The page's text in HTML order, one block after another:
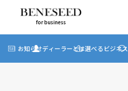
for business
お知らせ
ディーラーとは
for business
お知らせディーラーとは選べるビジネス